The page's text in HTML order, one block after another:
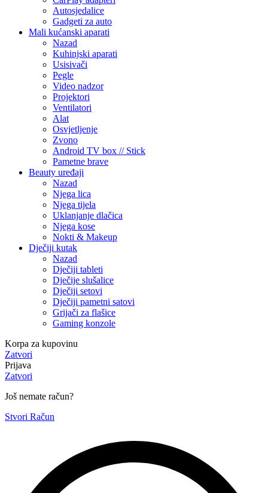
Autosjedalice
Gadgeti za auto
Mali kućanski aparati
Nazad
Kuhinjski aparati
Usisivači
Pegle
Video nadzor
Projektori
Ventilatori
Alat
Osvjetljenje
Zvono
Android TV box // Stick
Pametne brave
Beauty uređaji
Nazad
Njega lica
Njega tijela
Uklanjanje dlačica
Njega kose
Nokti & Makeup
Dječiji kutak
Nazad
Dječiji tableti
Dječije slušalice
Dječiji setovi
Dječiji pametni satovi
Grijači za flašice
Gaming konzole
Korpa za kupovinu
Zatvori
Prijava
Zatvori
Još nemate račun?
Stvori Račun